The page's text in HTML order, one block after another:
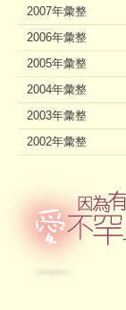
2007年彙整
2006年彙整
2005年彙整
2004年彙整
2003年彙整
2002年彙整